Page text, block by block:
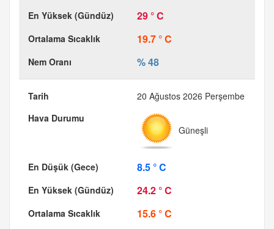
29 ° C
19.7 ° C
% 48
20 Ağustos 2026 Perşembe
Güneşli
8.5 ° C
24.2 ° C
15.6 ° C